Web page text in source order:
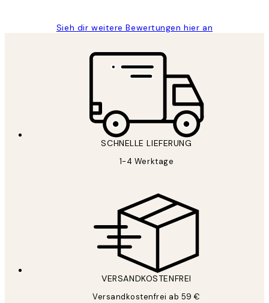
Sieh dir weitere Bewertungen hier an
SCHNELLE LIEFERUNG
1-4 Werktage
VERSANDKOSTENFREI
Versandkostenfrei ab 59 €